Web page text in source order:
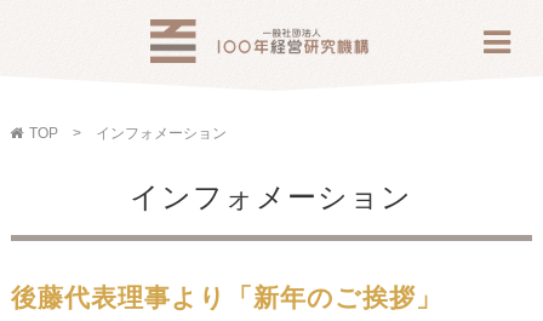
TOP インフォメーション
インフォメーション
後藤代表理事より「新年のご挨拶」